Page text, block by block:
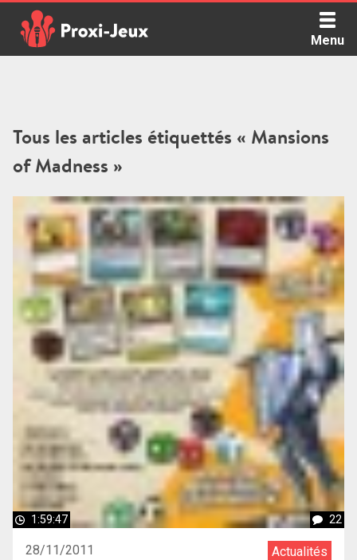
content
Menu
Tous les articles étiquettés « Mansions
of Madness »
1:59:47 22
28/11/2011 Actualités